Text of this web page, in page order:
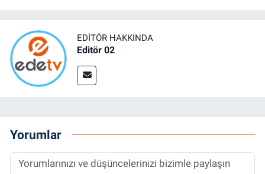
EDITÖR HAKKINDA
Editör 02
Yorumlar